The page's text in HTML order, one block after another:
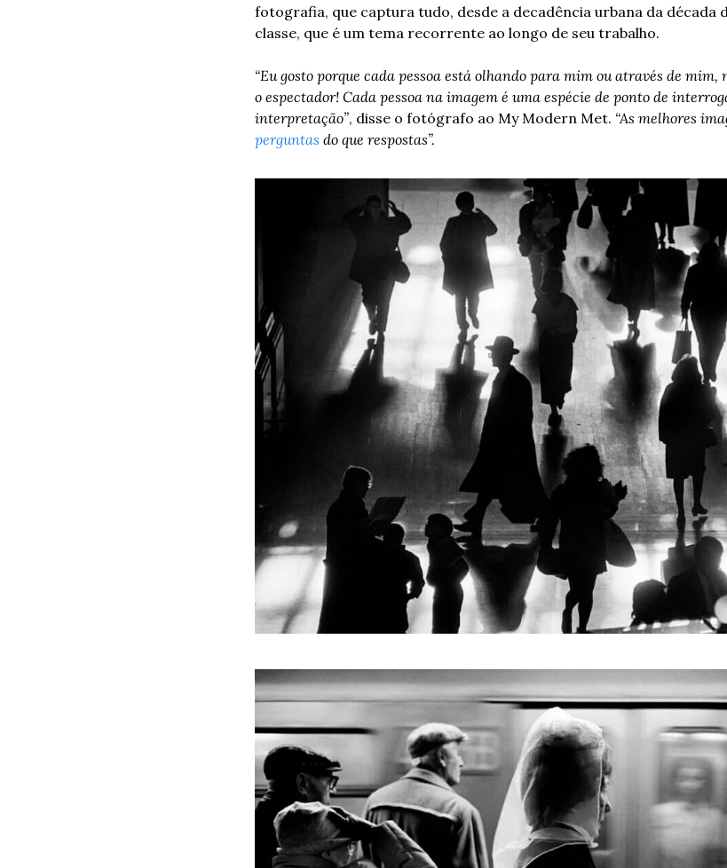
fotografia, que captura tudo, desde a decadência urbana da década
classe, que é um tema recorrente ao longo de seu trabalho.
“Eu gosto porque cada pessoa está olhando para mim ou através de
o espectador! Cada pessoa na imagem é uma espécie de ponto de
interpretação”, disse o fotógrafo ao My Modern Met.
perguntas do que respostas”.